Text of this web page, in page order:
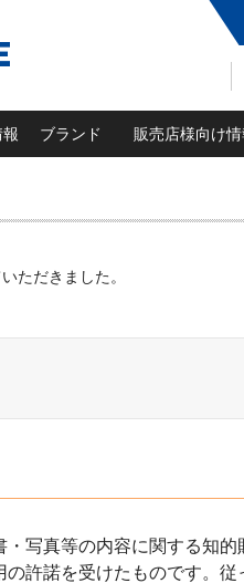
ブランド 販売店様向け情
ただきました。
写真等の内容に関する知的
許諾を受けたものです。従